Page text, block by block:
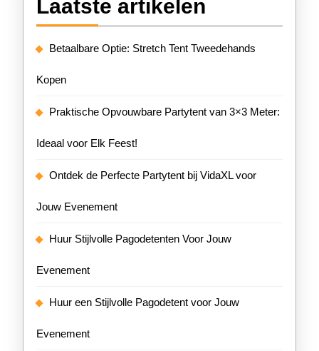
Laatste artikelen
Betaalbare Optie: Stretch Tent Tweedehands
Kopen
Praktische Opvouwbare Partytent van 3×3 Meter:
Ideaal voor Elk Feest!
Ontdek de Perfecte Partytent bij VidaXL voor
Jouw Evenement
Huur Stijlvolle Pagodetenten Voor Jouw
Evenement
Huur een Stijlvolle Pagodetent voor Jouw
Evenement